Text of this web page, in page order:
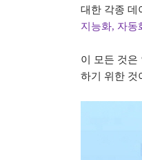
대한 각종 데
지능화, 자동
이 모든 것은
하기 위한 것